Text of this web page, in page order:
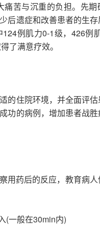
苦与沉重的负担。先期
后遗症和改善患者的生存
例肌力0-1级，426例
了满意疗效。
住院环境，并全面评估
功的病例，增加患者战胜
用药后的反应，教育病
(一般在30min内)